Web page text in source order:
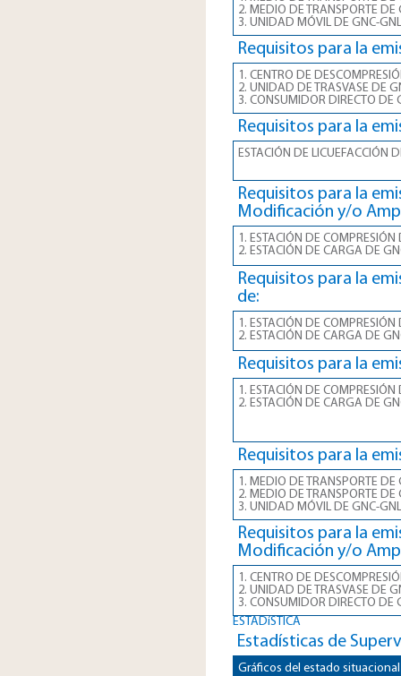
2. MEDIO DE TRANSPORTE
3. UNIDAD MÓVIL DE GNC-GNL
Requisitos para la
1. CENTRO DE
2. UNIDAD DE TRASVASE DE
3. CONSUMIDOR DIRECTO DE
Requisitos para la
ESTACIÓN DE LICUEFACCIÓN
Requisitos para la
Modificación y/o
1. ESTACIÓN DE
2. ESTACIÓN DE CARGA DE
Requisitos para la
de:
1. ESTACIÓN DE
2. ESTACIÓN DE CARGA DE
Requisitos para la
1. ESTACIÓN DE
2. ESTACIÓN DE CARGA DE
Requisitos para la
1. MEDIO DE TRANSPORTE
2. MEDIO DE TRANSPORTE
3. UNIDAD MÓVIL DE GNC-GNL
Requisitos para la
Modificación y/o
1. CENTRO DE
2. UNIDAD DE TRASVASE DE
3. CONSUMIDOR DIRECTO DE
ESTADíSTICA
Estadísticas de
Gráficos del estado